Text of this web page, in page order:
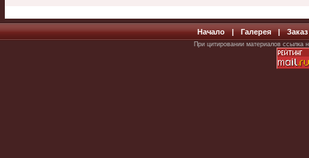
Начало|Галерея|Заказ
При цитировании материалов ссылка